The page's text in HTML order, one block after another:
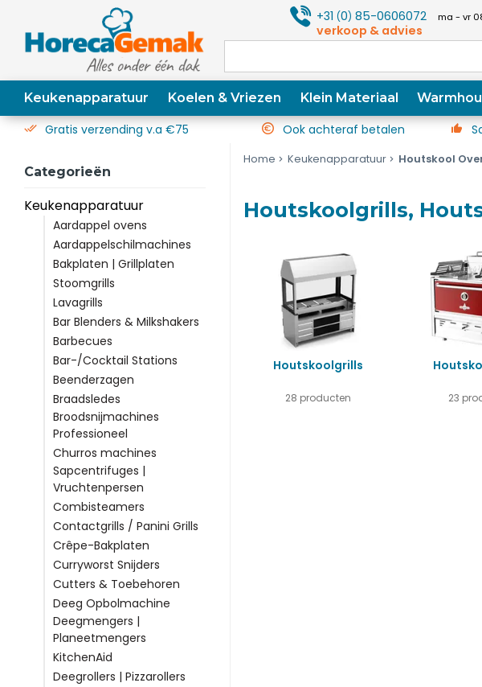
+31(0) 85-0606072 ma - vr
verkoop & advies
Keukenapparatuur Koelen & Vriezen Klein Materiaal
Gratis verzending v.a €75 Ook achteraf betalen
Categorieën
Keukenapparatuur
Aardappel ovens
Aardappelschilmachines
Bakplaten | Grillplaten
Stoomgrills
Lavagrills
Bar Blenders & Milkshakers
Barbecues
Bar-/Cocktail Stations
Beenderzagen
Braadsledes
Broodsnijmachines
Professioneel
Churros machines
Sapcentrifuges |
Vruchtenpersen
Combisteamers
Contactgrills / Panini Grills
Crêpe-Bakplaten
Curryworst Snijders
Cutters & Toebehoren
Deeg Opbolmachine
Deegmengers |
Planeetmengers
KitchenAid
Deegrollers | Pizzarollers
Home Keukenapparatuur Houtskool
Houtskoolgrills,
Houtskoolgrills
28 producten 23